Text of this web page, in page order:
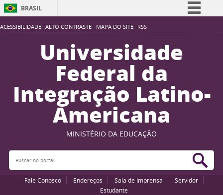
ACESSIBILIDADE ALTO CONTRASTE MAPA DO SITE RSS
BRASIL
Simplifique!
Participe
Acesso à informação
Legislação
Canais
Universidade
Federal da
Integração Latino-
Americana
MINISTÉRIO DA EDUCAÇÃO
Buscar no portal
Fale Conosco Endereços Sala de Imprensa
Servidor
Estudante